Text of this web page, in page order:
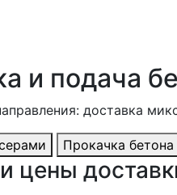
и подача
доставка
Прокачка бетона
цены